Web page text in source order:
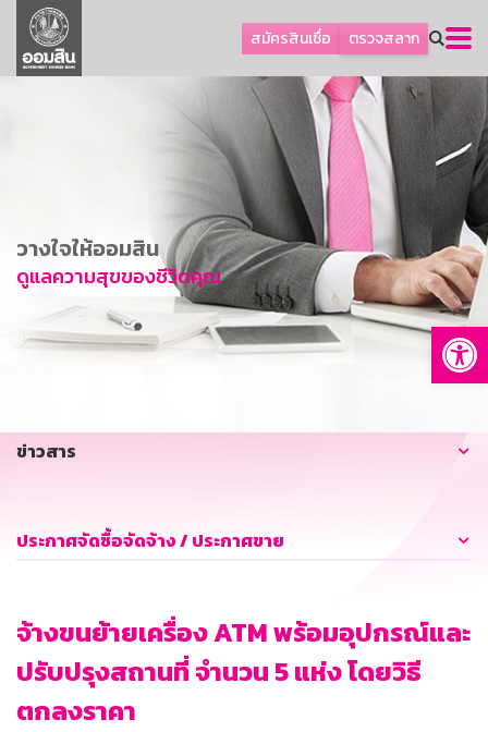
สมัครสินเชื่อ ตรวจสลาก
ลูกค้าธุรกิจ
ลูกค้าผู้ประกอบรายย่อย
การพัฒนาที่ยั่งยืน
ข่าวสาร
บริการทางการเงิน
อื่นๆ
วางใจให้ออมสิน
ดูแลความสุขของชีวิตคุณ
ข่าวสาร
ประกาศจัดซื้อจัดจ้าง / ประกาศขาย
จ้างขนย้ายเครื่อง ATM พร้อมอุปกรณ์และ
ปรับปรุงสถานที่ จำนวน 5 แห่ง โดยวิธี
ตกลงราคา